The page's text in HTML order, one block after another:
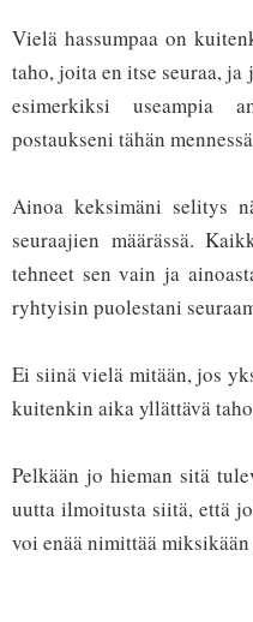
Vielä hassumpaa on
taho, joita en itse seuraa,
esimerkiksi useampia
postaukseni tähän
Ainoa keksimäni selitys
seuraajien määrässä.
tehneet sen vain ja
ryhtyisin puolestani
Ei siinä vielä mitään, jos
kuitenkin aika yllättävä
Pelkään jo hieman sitä
uutta ilmoitusta siitä, että
voi enää nimittää